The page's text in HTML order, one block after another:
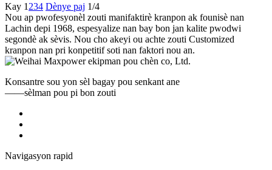
Kay 1 234 Dènye paj 1/4
Nou ap pwofesyonèl zouti manifaktirè kranpon ak founisè nan
Lachin depi 1968, espesyalize nan bay bon jan kalite pwodwi
segondè ak sèvis. Nou cho akeyi ou achte zouti Customized
kranpon nan pri konpetitif soti nan faktori nou an.
Konsantre sou yon sèl bagay pou senkant ane
——sèlman pou pi bon zouti
Navigasyon rapid